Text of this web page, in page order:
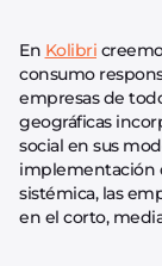
En Kolibri
consumo
empresas de
geográficas
social en sus
implementación
sistémica, las
en el corto,